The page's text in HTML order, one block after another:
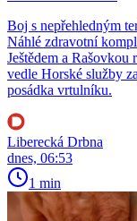
Boj s nepřehledným
Náhlé zdravotní
Ještědem a Rašovkou
vedle Horské služby
posádka vrtulníku.
Liberecká Drbna
dnes, 06:53
1 min